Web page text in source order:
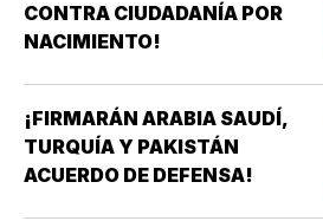
CONTRA CIUDADANÍA POR
NACIMIENTO!
¡FIRMARÁN ARABIA SAUDÍ,
TURQUÍA Y PAKISTÁN
ACUERDO DE DEFENSA!